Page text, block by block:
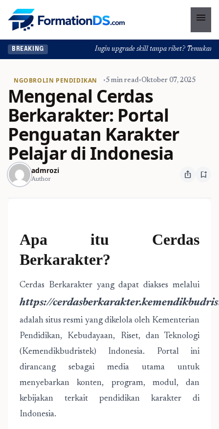
menu
BREAKING Ingin upgrade skill tanpa ribet? Temukan
NGOBROLIN PENDIDIKAN •5 min read•Oktober 07, 2025
Mengenal Cerdas
Berkarakter: Portal
Penguatan Karakter
Pelajar di Indonesia
admrozi
Author ios_share bookmark_add
Apa itu Cerdas
Berkarakter?
Cerdas Berkarakter yang dapat diakses melalui
https://
adalah situs resmi yang dikelola oleh Kementerian
Pendidikan, Kebudayaan, Riset, dan Teknologi
(Kemendikbudristek) Indonesia. Portal ini
dirancang sebagai media utama untuk
menyebarkan konten, program, modul, dan
kebijakan terkait pendidikan karakter di
Indonesia.